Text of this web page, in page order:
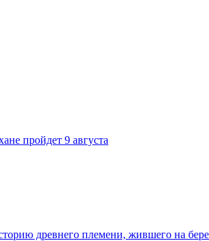
пройдет 9 августа
древнего племени, жившего на